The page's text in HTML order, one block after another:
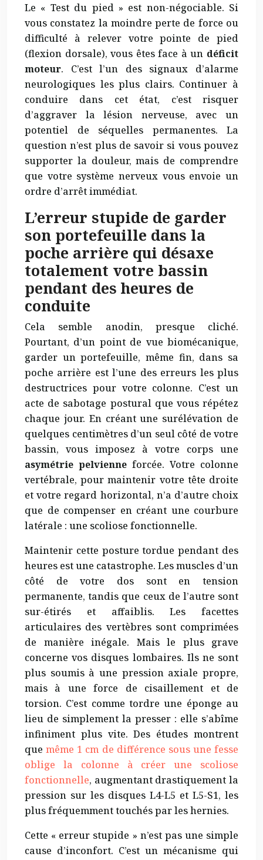
Le « Test du pied » est non-négociable. Si
vous constatez la moindre perte de force ou
difficulté à relever votre pointe de pied
(flexion dorsale), vous êtes face à un déficit
moteur. C’est l’un des signaux d’alarme
neurologiques les plus clairs. Continuer à
conduire dans cet état, c’est risquer
d’aggraver la lésion nerveuse, avec un
potentiel de séquelles permanentes. La
question n’est plus de savoir si vous pouvez
supporter la douleur, mais de comprendre
que votre système nerveux vous envoie un
ordre d’arrêt immédiat.
L’erreur stupide de garder
son portefeuille dans la
poche arrière qui désaxe
totalement votre bassin
pendant des heures de
conduite
Cela semble anodin, presque cliché.
Pourtant, d’un point de vue biomécanique,
garder un portefeuille, même fin, dans sa
poche arrière est l’une des erreurs les plus
destructrices pour votre colonne. C’est un
acte de sabotage postural que vous répétez
chaque jour. En créant une surélévation de
quelques centimètres d’un seul côté de votre
bassin, vous imposez à votre corps une
asymétrie pelvienne forcée. Votre colonne
vertébrale, pour maintenir votre tête droite
et votre regard horizontal, n’a d’autre choix
que de compenser en créant une courbure
latérale : une scoliose fonctionnelle.
Maintenir cette posture tordue pendant des
heures est une catastrophe. Les muscles d’un
côté de votre dos sont en tension
permanente, tandis que ceux de l’autre sont
sur-étirés et affaiblis. Les facettes
articulaires des vertèbres sont comprimées
de manière inégale. Mais le plus grave
concerne vos disques lombaires. Ils ne sont
plus soumis à une pression axiale propre,
mais à une force de cisaillement et de
torsion. C’est comme tordre une éponge au
lieu de simplement la presser : elle s’abîme
infiniment plus vite. Des études montrent
quemême 1 cm de différence sous une fesse
oblige la colonne à créer une scoliose
fonctionnelle, augmentant drastiquement la
pression sur les disques L4-L5 et L5-S1, les
plus fréquemment touchés par les hernies.
Cette « erreur stupide » n’est pas une simple
cause d’inconfort. C’est un mécanisme qui